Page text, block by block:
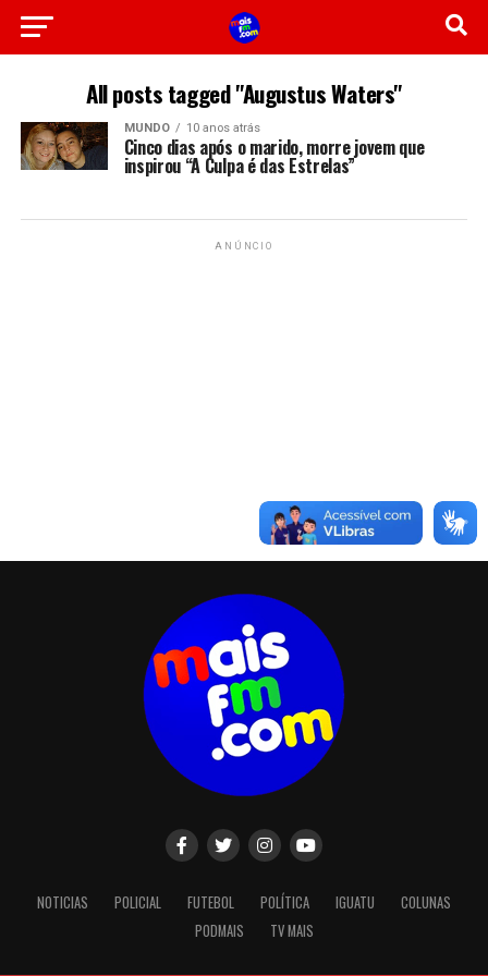
All posts tagged "Augustus Waters"
MUNDO 10 anos atrás
Cinco dias após o marido, morre jovem que
inspirou “A Culpa é das Estrelas”
ANÚNCIO
NOTICIAS POLICIAL FUTEBOL POLÍTICA IGUATU
COLUNAS
PODMAIS
TV MAIS